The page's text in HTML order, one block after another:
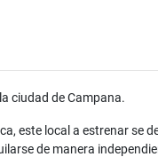
ciudad de Campana.
este local a estrenar se
de manera